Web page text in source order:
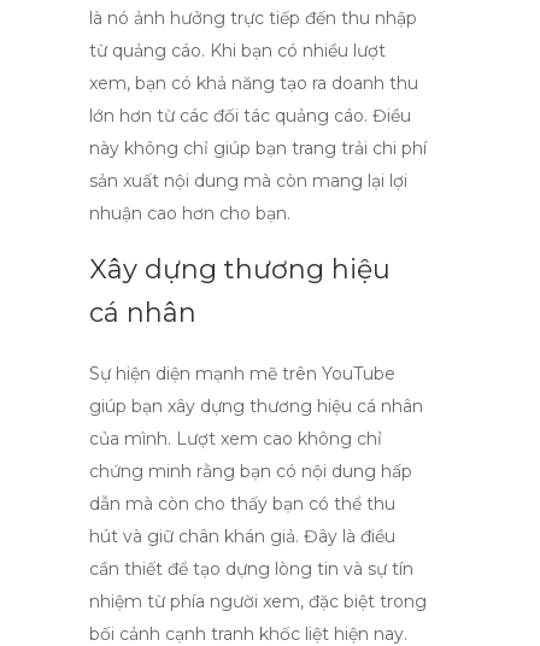
là nó ảnh hưởng trực tiếp đến thu nhập
từ quảng cáo. Khi bạn có nhiều lượt
xem, bạn có khả năng tạo ra doanh thu
lớn hơn từ các đối tác quảng cáo. Điều
này không chỉ giúp bạn trang trải chi phí
sản xuất nội dung mà còn mang lại lợi
nhuận cao hơn cho bạn.
Xây dựng thương hiệu
cá nhân
Sự hiện diện mạnh mẽ trên YouTube
giúp bạn xây dựng thương hiệu cá nhân
của mình. Lượt xem cao không chỉ
chứng minh rằng bạn có nội dung hấp
dẫn mà còn cho thấy bạn có thể thu
hút và giữ chân khán giả. Đây là điều
cần thiết để tạo dựng lòng tin và sự tín
nhiệm từ phía người xem, đặc biệt trong
bối cảnh cạnh tranh khốc liệt hiện nay.